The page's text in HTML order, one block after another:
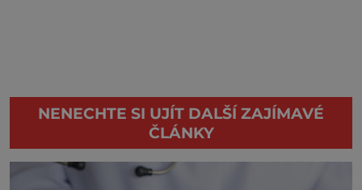
NENECHTE SI UJÍT DALŠÍ ZAJÍMAVÉ
ČLÁNKY